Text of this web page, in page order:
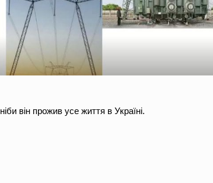
він прожив усе життя в Україні.